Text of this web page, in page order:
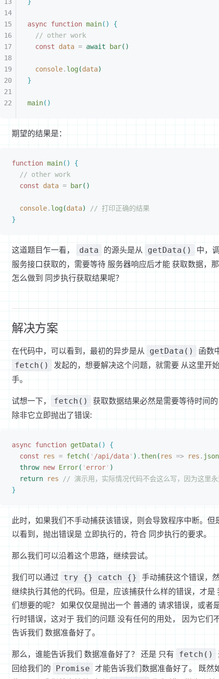
async function main( )
{
// other work
const data = await bar( )
console. log(data)
}
main( )
期望的结果是：
function main( )
{
// other work
const data = bar( )
console. log(data)
// 打印正确的结果
}
这道题目乍一看， data 的源头是从 getData()
中，
服务接口获取的，需要等待 服务器响应后才能 获取数据，
怎么做到 同步执行获取结果呢？
解决方案
在代码中，可以看到，最初的异步是从 getData() 函数
fetch()
发起的，想要解决这个问题，就需要 从这里开
手。
试想一下， fetch()
获取数据结果必然是需要等待时间
除非它立即抛出了错误:
async function getData( )
{
const
res = fetch( ' /api/data' ) . then( res => res . json
throw new Error( ' error' )
return res // 演示用，实际情况代码不会这么写，因为这里永
}
此时，如果我们不手动捕获该错误，则会导致程序中断。但
以看到，抛出错误是 立即执行的，符合 同步执行的要求。
那么我们可以沿着这个思路，继续尝试。
我们可以通过 try {} catch {}
手动捕获这个错误，
继续执行其他的代码。但是，应该捕获什么样的错误，才是
们想要的呢？ 如果仅仅是抛出一个 普通的 请求错误，或者
行时错误，这对于 我们的问题 没有任何的用处， 因为它们
告诉我们 数据准备好了。
那么，谁能告诉我们 数据准备好了？ 还是 只有 fetch()
回给我们的
Promise 才能告诉我们数据准备好了。 既然